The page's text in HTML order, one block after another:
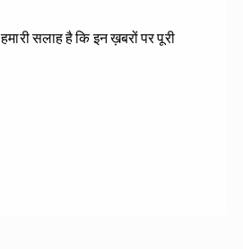
सलाह है कि इन ख़बरों पर पूरी